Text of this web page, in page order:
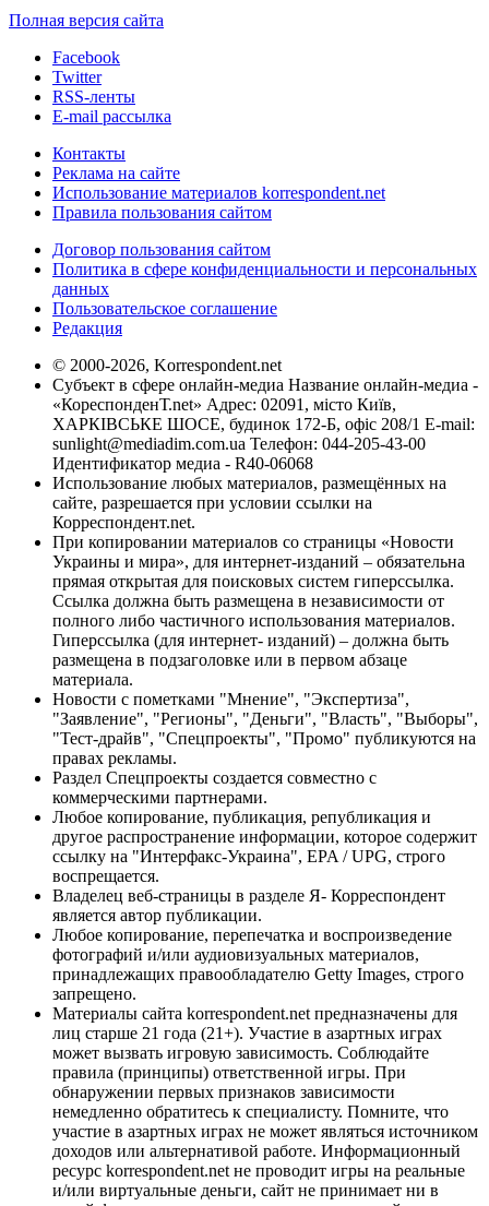
Полная версия сайта
Facebook
Twitter
RSS-ленты
E-mail рассылка
Контакты
Реклама на сайте
Использование материалов korrespondent.net
Правила пользования сайтом
Договор пользования сайтом
Политика в сфере конфиденциальности и персональных
данных
Пользовательское соглашение
Редакция
© 2000-2026, Korrespondent.net
Субъект в сфере онлайн-медиа Название онлайн-медиа -
«КореспонденТ.net» Адрес: 02091, місто Київ,
ХАРКІВСЬКЕ ШОСЕ, будинок 172-Б, офіс 208/1 E-mail:
sunlight@mediadim.com.ua Телефон: 044-205-43-00
Идентификатор медиа - R40-06068
Использование любых материалов, размещённых на
сайте, разрешается при условии ссылки на
Корреспондент.net.
При копировании материалов со страницы «Новости
Украины и мира», для интернет-изданий – обязательна
прямая открытая для поисковых систем гиперссылка.
Ссылка должна быть размещена в независимости от
полного либо частичного использования материалов.
Гиперссылка (для интернет- изданий) – должна быть
размещена в подзаголовке или в первом абзаце
материала.
Новости с пометками "Мнение", "Экспертиза",
"Заявление", "Регионы", "Деньги", "Власть", "Выборы",
"Тест-драйв", "Спецпроекты", "Промо" публикуются на
правах рекламы.
Раздел Спецпроекты создается совместно с
коммерческими партнерами.
Любое копирование, публикация, републикация и
другое распространение информации, которое содержит
ссылку на "Интерфакс-Украина", EPA / UPG, строго
воспрещается.
Владелец веб-страницы в разделе Я- Корреспондент
является автор публикации.
Любое копирование, перепечатка и воспроизведение
фотографий и/или аудиовизуальных материалов,
принадлежащих правообладателю Getty Images, строго
запрещено.
Материалы сайта korrespondent.net предназначены для
лиц старше 21 года (21+). Участие в азартных играх
может вызвать игровую зависимость. Соблюдайте
правила (принципы) ответственной игры. При
обнаружении первых признаков зависимости
немедленно обратитесь к специалисту. Помните, что
участие в азартных играх не может являться источником
доходов или альтернативой работе. Информационный
ресурс korrespondent.net не проводит игры на реальные
и/или виртуальные деньги, сайт не принимает ни в